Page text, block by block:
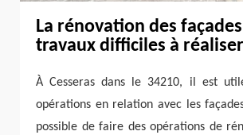
La rénovation des
travaux difficiles à réaliser
À Cesseras dans le 34210, il est
opérations en relation avec les
possible de faire des opérations de